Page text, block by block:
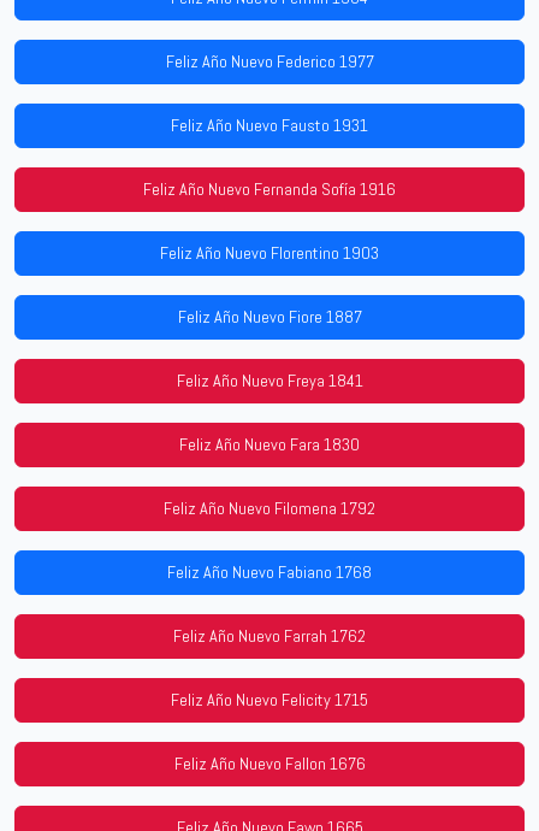
Feliz Año Nuevo Federico 1977
Feliz Año Nuevo Fausto 1931
Feliz Año Nuevo Fernanda Sofía 1916
Feliz Año Nuevo Florentino 1903
Feliz Año Nuevo Fiore 1887
Feliz Año Nuevo Freya 1841
Feliz Año Nuevo Fara 1830
Feliz Año Nuevo Filomena 1792
Feliz Año Nuevo Fabiano 1768
Feliz Año Nuevo Farrah 1762
Feliz Año Nuevo Felicity 1715
Feliz Año Nuevo Fallon 1676